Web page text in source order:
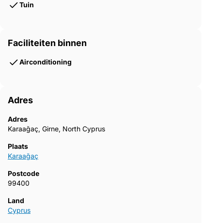
Tuin
Faciliteiten binnen
Airconditioning
Adres
Adres
Karaağaç, Girne, North Cyprus
Plaats
Karaağaç
Postcode
99400
Land
Cyprus